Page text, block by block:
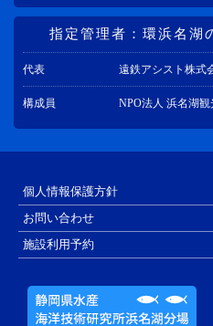
指定管理者：環浜名湖
代表 遠鉄アシスト株式
構成員 NPO法人 浜名湖
個人情報保護方針
お問い合わせ
施設利用予約